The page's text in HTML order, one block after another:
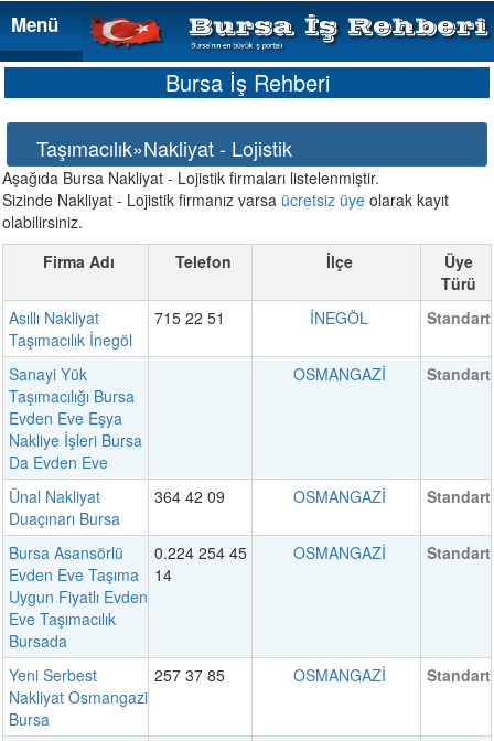
Menü
Menü
Bursa İş Rehberi
Taşımacılık»Nakliyat - Lojistik
Aşağıda Bursa Nakliyat - Lojistik firmaları listelenmiştir.
Sizinde Nakliyat - Lojistik firmanız varsa ücretsiz üye olarak kayıt
olabilirsiniz.
Firma Adı
Telefon İlçe
Üye
Türü
Asıllı Nakliyat
Taşımacılık İnegöl
715 22 51 İNEGÖL Standart
Sanayi Yük
Taşımacılığı Bursa
Evden Eve Eşya
Nakliye İşleri Bursa
Da Evden Eve
OSMANGAZİ Standart
Ünal Nakliyat
Duaçınarı Bursa
364 42 09 OSMANGAZİ Standart
Bursa Asansörlü
Evden Eve Taşıma
Uygun Fiyatlı Evden
Eve Taşımacılık
Bursada
0.224 254 45
14
OSMANGAZİ Standart
Yeni Serbest
Nakliyat Osmangazi
Bursa
257 37 85 OSMANGAZİ Standart